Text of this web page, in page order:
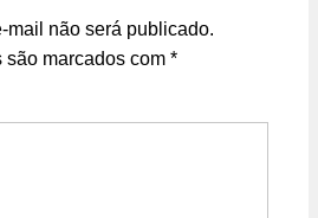
mail não será publicado.
marcados com *